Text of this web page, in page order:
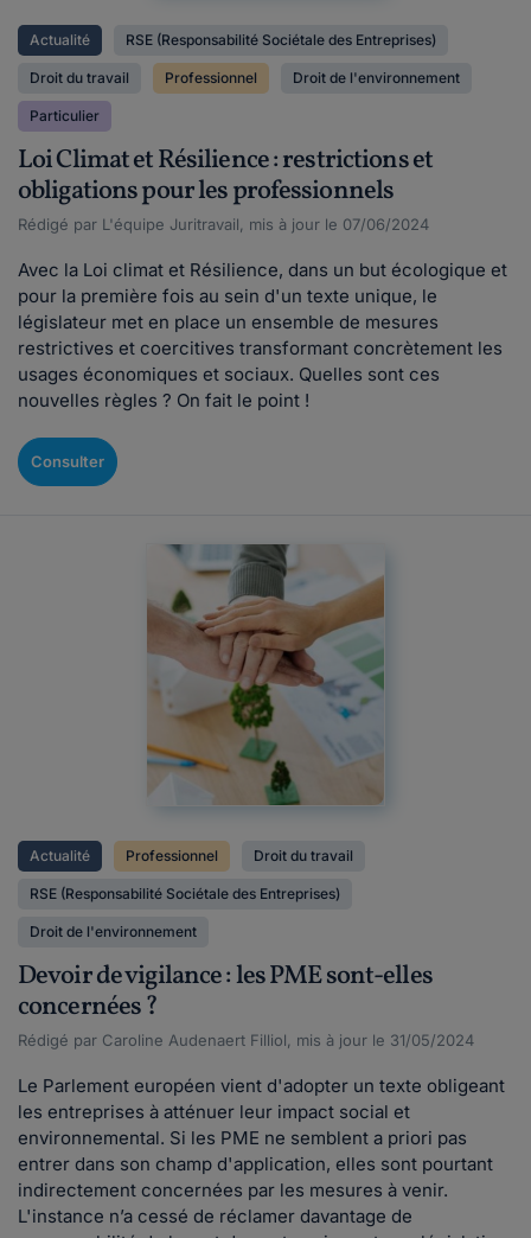
Actualité RSE (Responsabilité Sociétale des Entreprises)
Droit du travail Professionnel Droit de l'environnement
Particulier
Loi Climat et Résilience : restrictions et
obligations pour les professionnels
Rédigé par L'équipe Juritravail, mis à jour le 07/06/2024
Avec la Loi climat et Résilience, dans un but écologique et
pour la première fois au sein d'un texte unique, le
législateur met en place un ensemble de mesures
restrictives et coercitives transformant concrètement les
usages économiques et sociaux. Quelles sont ces
nouvelles règles ? On fait le point !
Consulter
Actualité Professionnel Droit du travail
RSE (Responsabilité Sociétale des Entreprises)
Droit de l'environnement
Devoir de vigilance : les PME sont-elles
concernées ?
Rédigé par Caroline Audenaert Filliol, mis à jour le 31/05/2024
Le Parlement européen vient d'adopter un texte obligeant
les entreprises à atténuer leur impact social et
environnemental. Si les PME ne semblent a priori pas
entrer dans son champ d'application, elles sont pourtant
indirectement concernées par les mesures à venir.
L'instance n’a cessé de réclamer davantage de